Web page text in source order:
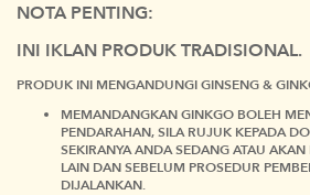
NOTA PENTING:
INI IKLAN PRODUK TRADISIONAL.
PRODUK INI MENGANDUNGI GINSENG &
MEMANDANGKAN GINKGO BOLEH
PENDARAHAN, SILA RUJUK KEPADA
SEKIRANYA ANDA SEDANG ATAU
LAIN DAN SEBELUM PROSEDUR
DIJALANKAN.